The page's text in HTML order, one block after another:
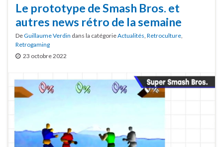
Le prototype de Smash Bros. et
autres news rétro de la semaine
DeGuillaume Verdin dans la catégorieActualités Retroculture
Retrogaming
23 octobre 2022